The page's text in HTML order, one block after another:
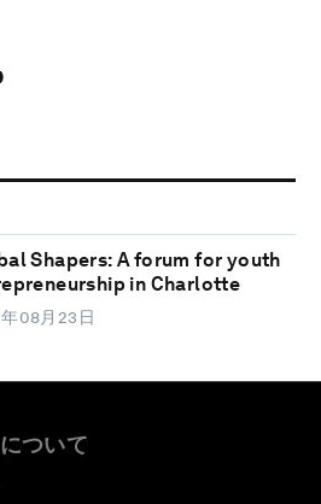
Shapers: A forum for youth
in Charlotte
08月23日
ついて